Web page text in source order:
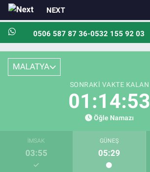
NEXT
0506 587 87 36-0532 155 92 03
MALATYA
SONRAKI VAKTE KALAN
01:14:52
Öğle Namazı
İMSAK
03:55
GÜNEŞ
05:29